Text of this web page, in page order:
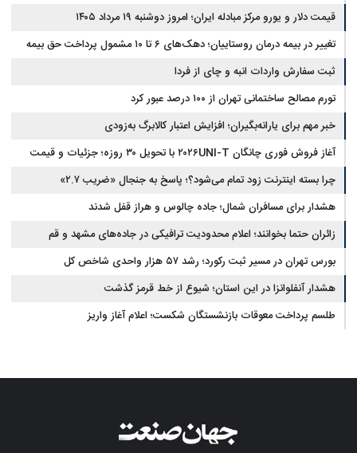
قیمت دلار و یورو مرکز مبادله ایران؛ امروز دوشنبه ۱۹ مرداد ۱۴۰۵
تغییر در بیمه درمان روستاییان؛ دهک‌های ۶ تا ۱۰ مشمول پرداخت حق بیمه
شدند
ثبت سفارش واردات انبه و چای از فردا
تورم مصالح ساختمانی تهران از ۱۰۰ درصد عبور کرد
خبر مهم برای یارانه‌بگیران؛ افزایش اعتبار کالابرگ به‌زودی
آغاز فروش فوری چانگان ۲۰۲۶UNI-T با تحویل ۳۰ روزه؛ جزئیات و قیمت
چرا بسته اینترنت زود تمام می‌شود؟؛ پاسخ به جنجال «ضریب ۲.۷»
هشدار برای مسافران شمال؛ جاده چالوس و هراز قفل شدند
زائران حتما بخوانند؛ اعلام محدودیت ترافیکی در جاده‌های مشهد و قم
بورس تهران در مسیر ثبت رکورد؛ رشد ۵۷ هزار واحدی شاخص کل
هشدار آنفلوانزا در این استان؛ شیوع از خط قرمز گذشت
طلسم پرداخت معوقات بازنشستگان شکست؛ اعلام آغاز واریز